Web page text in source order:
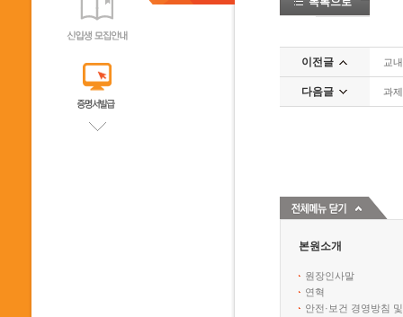
이전글 교
다음글 과
본원소개
원장인사말
연혁
안전·보건 경영방침